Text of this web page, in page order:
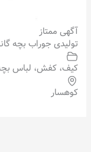
آگهی ممتاز
تولیدی جوراب بچه
کیف، کفش، لباس
کوهسار